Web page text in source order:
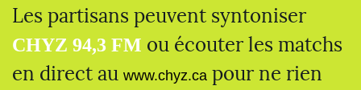
Les partisans peuvent syntoniser
CHYZ 94,3 FM ou écouter les matchs
en direct au www.chyz.ca pour ne rien